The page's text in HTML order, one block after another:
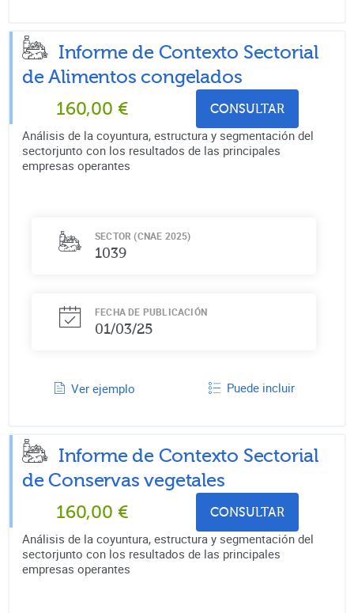
Informe de Contexto Sectorial
de Alimentos congelados
160,00 € CONSULTAR
Análisis de la coyuntura, estructura y segmentación del
sectorjunto con los resultados de las principales
empresas operantes
SECTOR (CNAE 2025)
1039
FECHA DE PUBLICACIÓN
01/03/25
Ver ejemplo Puede incluir
Informe de Contexto Sectorial
de Conservas vegetales
160,00 € CONSULTAR
Análisis de la coyuntura, estructura y segmentación del
sectorjunto con los resultados de las principales
empresas operantes